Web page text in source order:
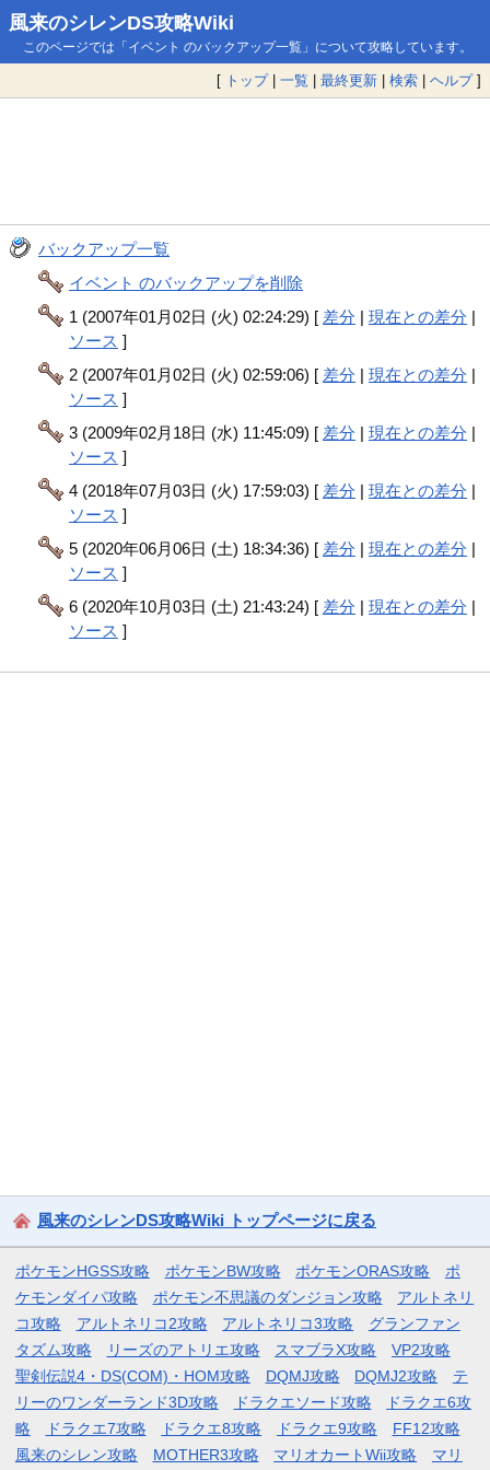
風来のシレンDS攻略Wiki
このページでは「イベント のバックアップ一覧」について攻略しています。
[ トップ| 一覧 | 最終更新 | 検索 | ヘルプ]
バックアップ一覧
イベント のバックアップを削除
1 (2007年01月02日 (火) 02:24:29) [ 差分 |現在との差分 |
ソース ]
2 (2007年01月02日 (火) 02:59:06) [ 差分 |現在との差分 |
ソース ]
3 (2009年02月18日 (水) 11:45:09) [ 差分 |現在との差分 |
ソース ]
4 (2018年07月03日 (火) 17:59:03) [ 差分 |現在との差分 |
ソース ]
5 (2020年06月06日 (土) 18:34:36) [ 差分 |現在との差分 |
ソース ]
6 (2020年10月03日 (土) 21:43:24) [ 差分 |現在との差分 |
ソース ]
風来のシレンDS攻略Wiki トップページに戻る
ポケモンHGSS攻略 ポケモンBW攻略 ポケモンORAS攻略
ポ
ケモンダイパ攻略
ポケモン不思議のダンジョン攻略
アルトネリ
コ攻略
アルトネリコ2攻略 アルトネリコ3攻略
グランファン
タズム攻略
リーズのアトリエ攻略 スマブラX攻略
VP2攻略
聖剣伝説4・DS(COM)・HOM攻略
DQMJ攻略 DQMJ2攻略
テ
リーのワンダーランド3D攻略
ドラクエソード攻略
ドラクエ6攻
略
ドラクエ7攻略 ドラクエ8攻略 ドラクエ9攻略
FF12攻略
風来のシレン攻略
MOTHER3攻略 マリオカートWii攻略 マリ